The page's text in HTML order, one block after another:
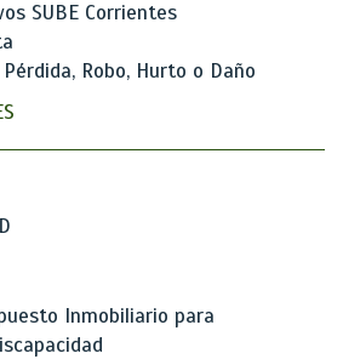
SUBE Corrientes
Robo, Hurto o Daño
Inmobiliario para